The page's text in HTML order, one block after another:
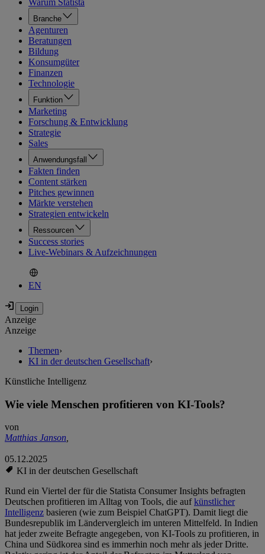
Warum Statista
Branche
Agenturen
Beratungen
Bildung
Konsumgüter
Finanzen
Technologie
Funktion
Marketing
Forschung & Entwicklung
Strategie
Sales
Anwendungsfall
Fakten finden
Content stärken
Pitches gewinnen
Märkte verstehen
Strategien entwickeln
Ressourcen
Success stories
Live-Webinars & Aufzeichnungen
EN
Anzeige
Anzeige
Themen›
KI in der deutschen Gesellschaft›
Künstliche Intelligenz
Wie viele Menschen profitieren von KI-Tools?
von
Matthias Janson,
05.12.2025
KI in der deutschen Gesellschaft
Rund ein Viertel der für die Statista Consumer Insights befragten
Deutschen profitieren im Alltag von Tools, die aufkünstlicher
Intelligenz basieren (wie zum Beispiel ChatGPT). Damit liegt die
Bundesrepublik im Ländervergleich im unteren Mittelfeld. In Indien
hat jeder zweite Befragte angegeben, von KI-Tools zu profitieren, in
China und Südkorea sind es immerhin noch mehr als jeder Dritte.